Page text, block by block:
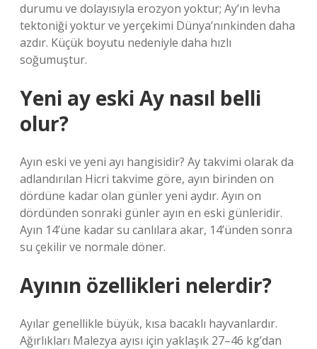
durumu ve dolayısıyla erozyon yoktur; Ay’ın levha
tektoniği yoktur ve yerçekimi Dünya’nınkinden daha
azdır. Küçük boyutu nedeniyle daha hızlı
soğumuştur.
Yeni ay eski Ay nasıl belli
olur?
Ayın eski ve yeni ayı hangisidir? Ay takvimi olarak da
adlandırılan Hicri takvime göre, ayın birinden on
dördüne kadar olan günler yeni aydır. Ayın on
dördünden sonraki günler ayın en eski günleridir.
Ayın 14’üne kadar su canlılara akar, 14’ünden sonra
su çekilir ve normale döner.
Ayının özellikleri nelerdir?
Ayılar genellikle büyük, kısa bacaklı hayvanlardır.
Ağırlıkları Malezya ayısı için yaklaşık 27–46 kg’dan